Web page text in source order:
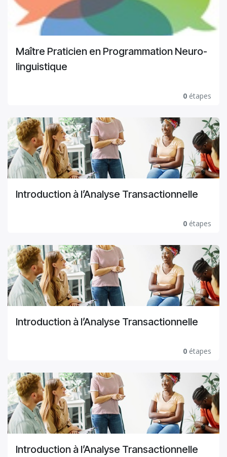
Maître Praticien en Programmation Neuro-
linguistique
0 étapes
Introduction à l’Analyse Transactionnelle
0 étapes
Introduction à l’Analyse Transactionnelle
0 étapes
Introduction à l’Analyse Transactionnelle